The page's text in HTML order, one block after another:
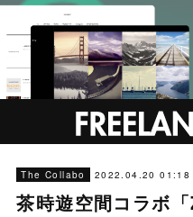
The Collabo 2022.04.20 01:18
茶時遊空間コラボ